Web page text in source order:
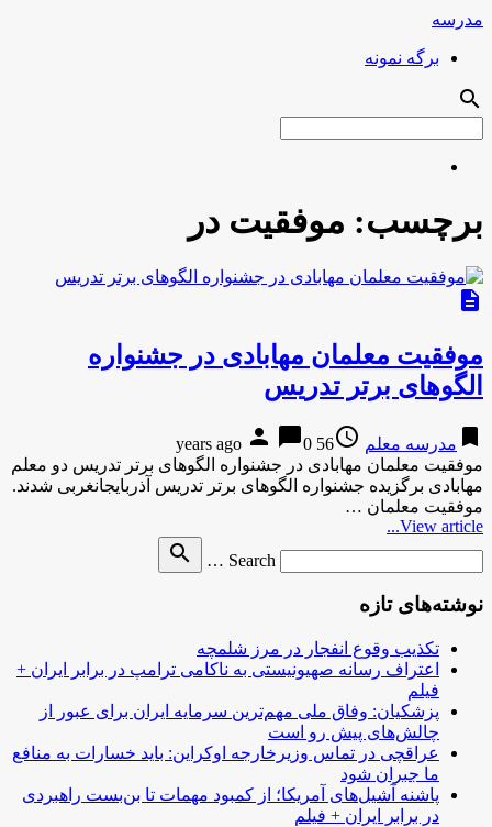
مدرسه
برگه نمونه
search
برچسب: موفقیت در
description
موفقیت معلمان مهابادی در جشنواره
الگوهای برتر تدریس
bookmark مدرسه معلم access_time
56 years ago
person chat_bubble0
موفقیت معلمان مهابادی در جشنواره الگوهای برتر تدریس دو معلم
مهابادی برگزیده جشنواره الگوهای برتر تدریس آذربایجانغربی شدند.
موفقیت معلمان …
View article...
Search …
search
نوشته‌های تازه
تکذیب وقوع انفجار در مرز شلمچه
اعتراف رسانه صهیونیستی به ناکامی ترامپ در برابر ایران +
فیلم
پزشکیان: وفاق ملی مهم‌ترین سرمایه ایران برای عبور از
چالش‌های پیش رو است
عراقچی در تماس وزیرخارجه اوکراین: باید خسارات به منافع
ما جبران شود
پاشنه آشیل‌های آمریکا؛ از کمبود مهمات تا بن‌بست راهبردی
در برابر ایران + فیلم